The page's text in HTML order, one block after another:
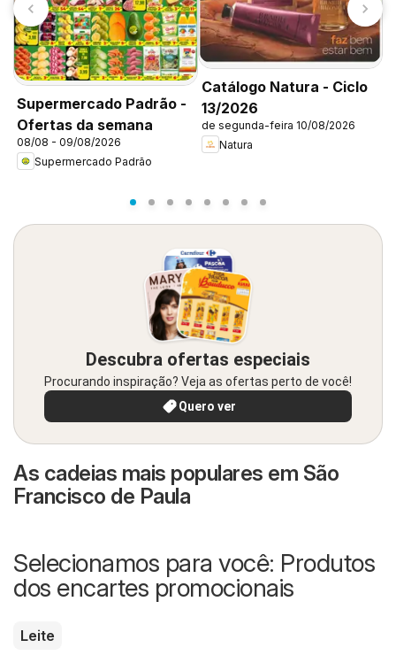
Supermercado Padrão -
Ofertas da semana
08/08 - 09/08/2026
Supermercado Padrão
Catálogo Natura - Ciclo
13/2026
de segunda-feira 10/08/2026
Natura
Descubra ofertas especiais
Procurando inspiração? Veja as ofertas perto de você!
Quero ver
As cadeias mais populares em São
Francisco de Paula
Selecionamos para você: Produtos
dos encartes promocionais
Leite